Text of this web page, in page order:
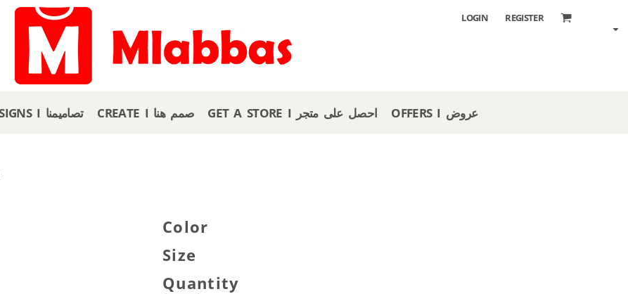
LOGIN REGISTER
OUR DESIGNS I تصاميمنا CREATE I صمم هنا GET A STORE I احصل على متجر OFFERS I عروض
Color
Size
Quantity